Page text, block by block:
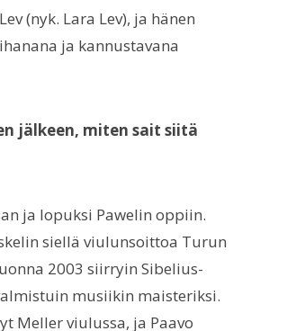
(nyk. Lara Lev), ja hänen
ja kannustavana
jälkeen, miten sait siitä
ja lopuksi Pawelin oppiin.
siellä viulunsoittoa Turun
2003 siirryin Sibelius-
musiikin maisteriksi.
Meller viulussa, ja Paavo